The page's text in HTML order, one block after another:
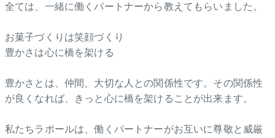
全ては、一緒に働くパートナーから教えてもらいました。
お菓子づくりは笑顔づくり
豊かさは心に橋を架ける
豊かさとは、仲間、大切な人との関係性です。その関係性
が良くなれば、きっと心に橋を架けることが出来ます。
私たちラポールは、働くパートナーがお互いに尊敬と威厳